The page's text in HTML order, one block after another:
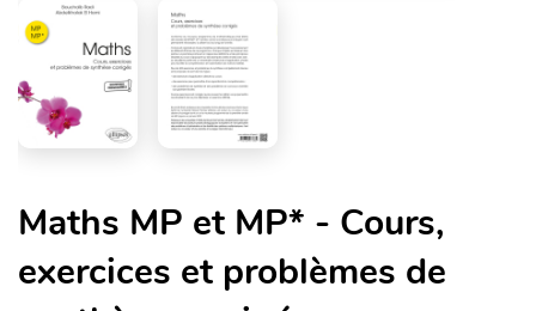
Maths MP et MP* - Cours,
exercices et problèmes de